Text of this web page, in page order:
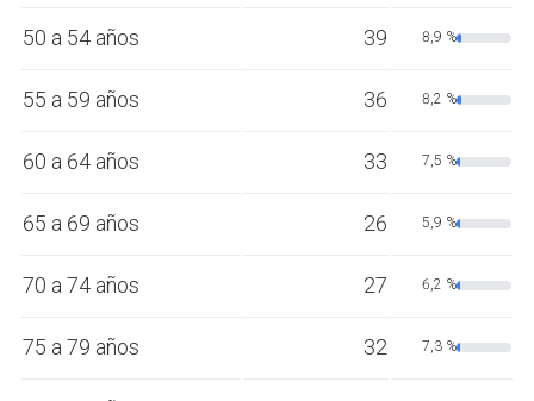
50 a 54 años 39 8,9 %
55 a 59 años 36 8,2 %
60 a 64 años 33 7,5 %
65 a 69 años 26 5,9 %
70 a 74 años 27 6,2 %
75 a 79 años 32 7,3 %